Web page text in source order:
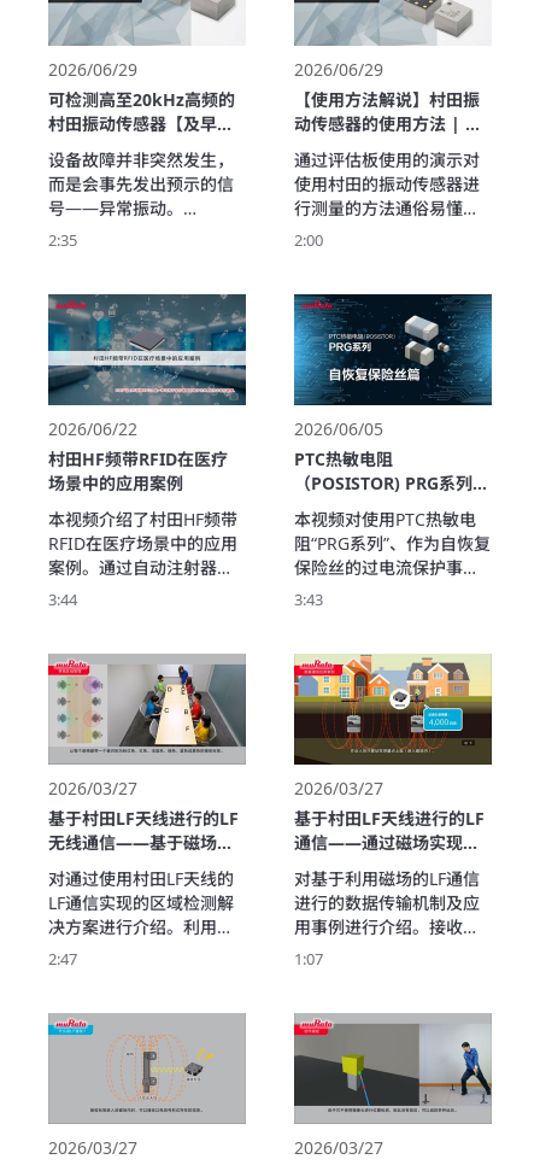
绍。
压计的检测精度进行介
绍。
2026/06/29
可检测高至20kHz高频的
村田振动传感器【及早发
现设备异常】
设备故障并非突然发生，
而是会事先发出预示的信
号——异常振动。
村田的振动传感器能够对
现对以往容易被忽略的异
常振动进行早期检测。
本视频通过轴承运转演
示，将润滑不良引起的异
常振动的差异可视化。
通过与一般的10kHz频带
振动传感器进行比较，通
俗易懂地解释了高频领域
振动检测的重要性。
2:35
2026/06/29
【使用方法解说】村田振
动传感器的使用方法 | 使
用评估板方便地获取振动
数据
通过评估板使用的演示对
使用村田的振动传感器进
行测量的方法通俗易懂地
进行解说。
振动测量。
评估板有“螺钉固定型”和
“粘合剂固定型”两种类型。
如果有稳压电源和测量目
标设备，则可立即获取振
动的模拟信号波形。
2:00
2026/06/22
村田HF频带RFID在医疗
场景中的应用案例
本视频介绍了村田HF频带
RFID在医疗场景中的应用
案例。通过自动注射器和
其他医疗器械中的嵌入式
别和使用履历管理效率。
您将了解到HF频带RFID产
品在节省安装空间方面的
独特优势。
3:44
2026/06/05
PTC热敏电阻
（POSISTOR) PRG系列
应用示例自恢复保险丝篇
本视频对使用PTC热敏电
阻“PRG系列”、作为自恢复
保险丝的过电流保护事例
进行介绍。
  ・采用陶瓷材料、电阻滞
后非常小
  ・用简单的电路实现了过
电流保护
在视频里，除了电路构成
示例以外，作为应用示例
对伺服放大器的过电流保
护也进行介绍。
请将其用于讨论过电流保
护设计。
3:43
2026/03/27
基于村田LF天线进行的LF
无线通信——基于磁场的
大范围区域检测和安全管
理（Magnetic Field
Area Detection）
对通过使用村田LF天线的
LF通信实现的区域检测解
决方案进行介绍。利用磁
场可以进行不易受障碍物
安全管理、设施内的区域
监控以及单独区域的进出
管理等多种用途。
2:47
2026/03/27
基于村田LF天线进行的LF
通信——通过磁场实现稳
定数据通信和省力化解决
方案（Magnetic Field
Data Transmission）
对基于利用磁场的LF通信
进行的数据传输机制及应
用事例进行介绍。接收标
签进入磁场时可发送少量
提高水表抄表等作业的效
率并节省人力。
1:07
2026/03/27
2026/03/27